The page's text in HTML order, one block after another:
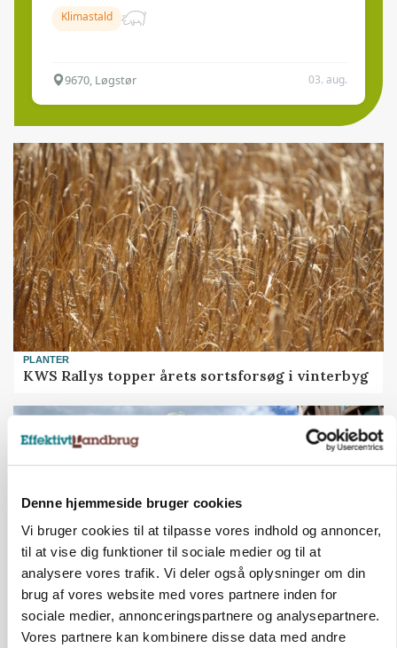
Denne hjemmeside bruger cookies
Vi bruger cookies til at tilpasse vores indhold og annoncer,
til at vise dig funktioner til sociale medier og til at
analysere vores trafik. Vi deler også oplysninger om din
brug af vores website med vores partnere inden for
sociale medier, annonceringspartnere og analysepartnere.
Vores partnere kan kombinere disse data med andre
Klimastald
9670, Løgstør 03. aug.
PLANTER
KWS Rallys topper årets sortsforsøg i vinterbyg
CAP-I-DANMARK
Fjerkræbranchen: - Vi forlanger ens